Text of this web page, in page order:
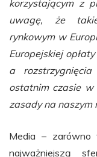
korzystającym z
uwagę, że
rynkowym w
Europejskiej
a
ostatnim czasie
zasady na naszym
Media – zarówno
najważniejszą